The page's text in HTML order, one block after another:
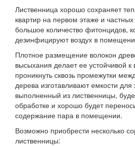
Лиственница хорошо сохраняет
квартир на первом этаже и
большое количество фитонцидов,
дезинфицируют воздух в
Плотное размещение волокон
высыхания делает ее устойчивой
проникнуть сквозь промежутки
дерева изготавливают емкости
выполненный из лиственницы,
обработке и хорошо будет
содержание пара в помещении.
Возможно приобрести несколько
лиственницы: